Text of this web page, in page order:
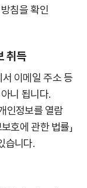
침을 확인
취득
이메일 주소 등
니 됩니다.
인정보를 열람
호에 관한 법률」
습니다.